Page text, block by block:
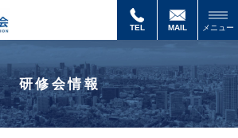
TEL MAIL メニュー
研修会情報